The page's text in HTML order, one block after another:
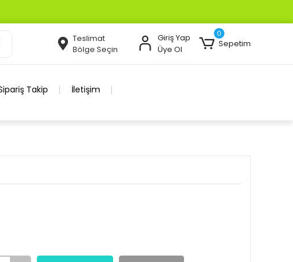
Teslimat
Bölge Seçin
Giriş Yap
Üye Ol
0
Sepetim
Takip İletişim